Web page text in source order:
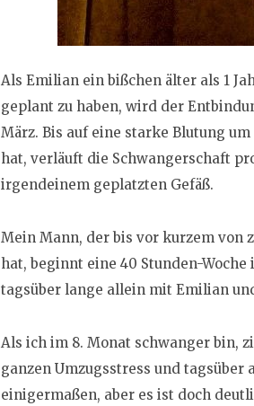
Als Emilian ein bißchen älter als 1
geplant zu haben, wird der
März. Bis auf eine starke Blutung
hat, verläuft die Schwangerschaft
irgendeinem geplatzten Gefäß.
Mein Mann, der bis vor kurzem von
hat, beginnt eine 40 Stunden-
tagsüber lange allein mit Emilian
Als ich im 8. Monat schwanger bin,
ganzen Umzugsstress und
einigermaßen, aber es ist doch